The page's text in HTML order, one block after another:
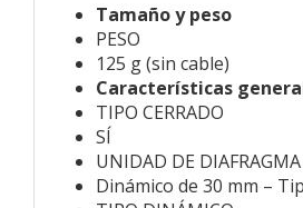
Tamaño y peso
PESO
125 g (sin cable)
Características
TIPO CERRADO
SÍ
UNIDAD DE DIAFRAGMA
Dinámico de 30 mm –